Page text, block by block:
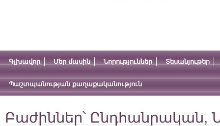
Գլխավոր Մեր մասին Նորություններ Տեսանյութեր
Պաշտպանության քաղաքականություն
Բաժիններ՝ Ընդհանրական,